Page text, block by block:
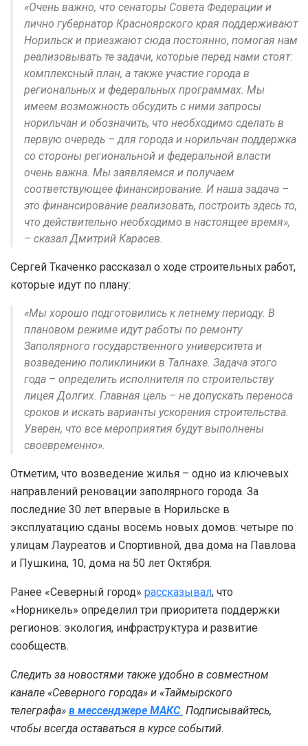
«Очень важно, что сенаторы Совета Федерации и
лично губернатор Красноярского края поддерживают
Норильск и приезжают сюда постоянно, помогая нам
реализовывать те задачи, которые перед нами стоят:
комплексный план, а также участие города в
региональных и федеральных программах. Мы
имеем возможность обсудить с ними запросы
норильчан и обозначить, что необходимо сделать в
первую очередь – для города и норильчан поддержка
со стороны региональной и федеральной власти
очень важна. Мы заявляемся и получаем
соответствующее финансирование. И наша задача –
это финансирование реализовать, построить здесь то,
что действительно необходимо в настоящее время»,
– сказал Дмитрий Карасев.
Сергей Ткаченко рассказал о ходе строительных работ,
которые идут по плану:
«Мы хорошо подготовились к летнему периоду. В
плановом режиме идут работы по ремонту
Заполярного государственного университета и
возведению поликлиники в Талнахе. Задача этого
года – определить исполнителя по строительству
лицея Долгих. Главная цель – не допускать переноса
сроков и искать варианты ускорения строительства.
Уверен, что все мероприятия будут выполнены
своевременно».
Отметим, что возведение жилья – одно из ключевых
направлений реновации заполярного города. За
последние 30 лет впервые в Норильске в
эксплуатацию сданы восемь новых домов: четыре по
улицам Лауреатов и Спортивной, два дома на Павлова
и Пушкина, 10, дома на 50 лет Октября.
Ранее «Северный город» рассказывал, что
«Норникель» определил три приоритета поддержки
регионов: экология, инфраструктура и развитие
сообществ.
Следить за новостями также удобно в совместном
канале «Северного города» и «Таймырского
телеграфа» в мессенджере MAКС. Подписывайтесь,
чтобы всегда оставаться в курсе событий.